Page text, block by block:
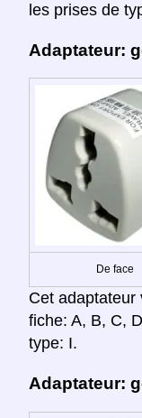
les prises de
Adaptateur:
De face
Cet adaptateur
fiche: A, B, C,
type: I.
Adaptateur: